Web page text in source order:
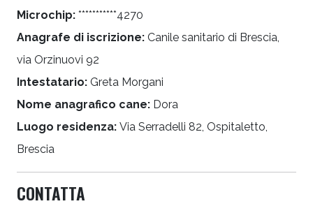
Microchip: ***********4270
Anagrafe di iscrizione: Canile sanitario di Brescia,
via Orzinuovi 92
Intestatario: Greta Morgani
Nome anagrafico cane: Dora
Luogo residenza: Via Serradelli 82, Ospitaletto,
Brescia
CONTATTA